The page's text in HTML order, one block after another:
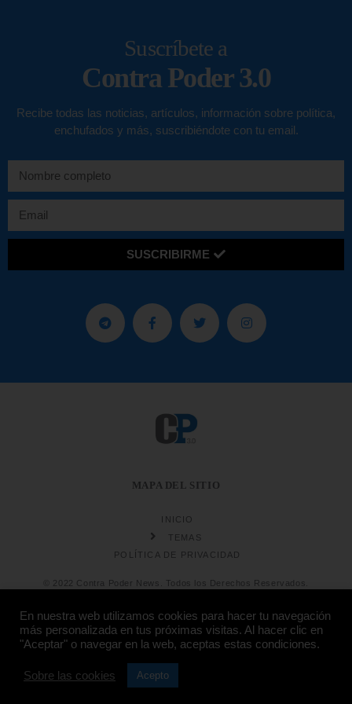
Suscríbete a
Contra Poder 3.0
Recibe todas las noticias, artículos, información sobre política,
enchufados y más, suscribiéndote con tu email.
SUSCRIBIRME
MAPA DEL SITIO
INICIO
TEMAS
POLÍTICA DE PRIVACIDAD
© 2022 Contra Poder News. Todos los Derechos Reservados.
Diseño web
En nuestra web utilizamos cookies para hacer tu navegación
más personalizada en tus próximas visitas. Al hacer clic en
"Aceptar" o navegar en la web, aceptas estas condiciones.
Sobre las cookies Acepto